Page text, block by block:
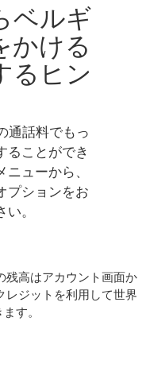
ベルギ
かける
るヒン
通話料でもっ
ることができ
ューから、
プションをお
。
残高はアカウント画面か
レジットを利用して世界
す。